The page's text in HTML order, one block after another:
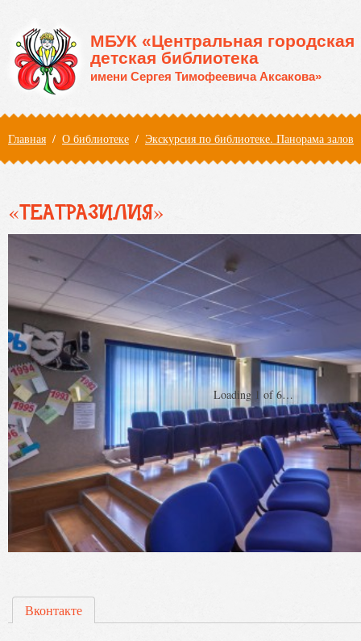
МБУК «Центральная городская
детская библиотека
имени Сергея Тимофеевича Аксакова»
Вы здесь
Главная / О библиотеке / Экскурсия по библиотеке. Панорама залов
«ТЕАТРАЗИЛИЯ»
Loading 1 of 6…
Вконтакте